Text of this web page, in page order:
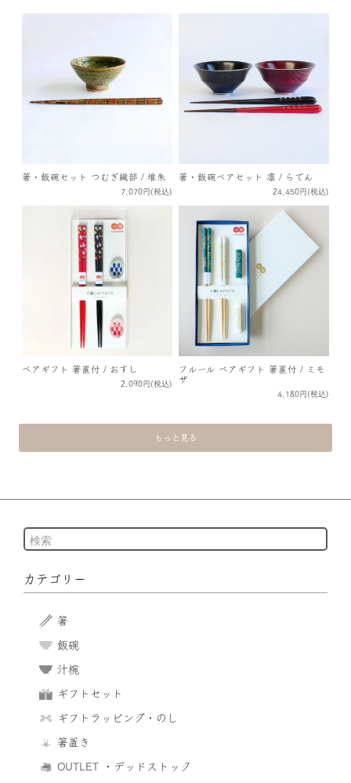
箸・飯碗セット つむぎ織部 / 堆朱
7,070円(税込)
箸・飯碗ペアセット 凛 / らでん
24,450円(税込)
ペアギフト 箸置付 / おすし
2,090円(税込)
フルール ペアギフト 箸置付 / ミモ
ザ
4,180円(税込)
もっと見る
カテゴリー
箸
飯碗
汁椀
ギフトセット
ギフトラッピング・のし
箸置き
OUTLET ・デッドストック